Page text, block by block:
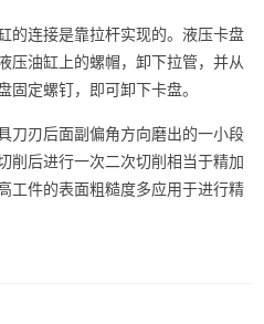
的连接是靠拉杆实现的。液压卡盘
压油缸上的螺帽，卸下拉管，并从
固定螺钉，即可卸下卡盘。
刀刃后面副偏角方向磨出的一小段
削后进行一次二次切削相当于精加
工件的表面粗糙度多应用于进行精